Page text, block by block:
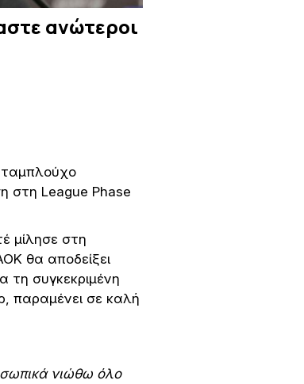
ανώτεροι
στη League Phase
μίλησε στη
θα αποδείξει
τη συγκεκριμένη
παραμένει σε καλή
νιώθω όλο